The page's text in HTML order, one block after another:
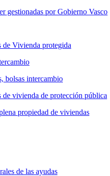
gestionadas por Gobierno Vasco
de Vivienda protegida
bolsas intercambio
de vivienda de protección pública
propiedad de viviendas
de las ayudas